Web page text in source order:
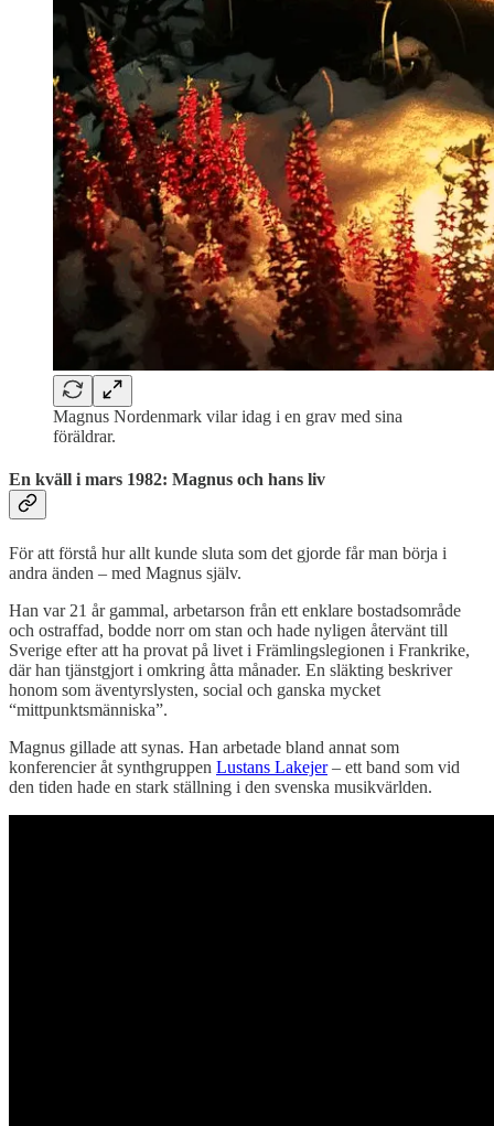
Magnus Nordenmark vilar idag i en grav med sina
föräldrar.
En kväll i mars 1982: Magnus och hans liv
För att förstå hur allt kunde sluta som det gjorde får man börja i
andra änden – med Magnus själv.
Han var 21 år gammal, arbetarson från ett enklare bostadsområde
och ostraffad, bodde norr om stan och hade nyligen återvänt till
Sverige efter att ha provat på livet i Främlingslegionen i Frankrike,
där han tjänstgjort i omkring åtta månader. En släkting beskriver
honom som äventyrslysten, social och ganska mycket
“mittpunktsmänniska”.
Magnus gillade att synas. Han arbetade bland annat som
konferencier åt synthgruppen Lustans Lakejer– ett band som vid
den tiden hade en stark ställning i den svenska musikvärlden.